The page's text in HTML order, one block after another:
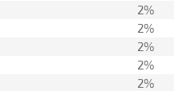
2%
2%
2%
2%
2%